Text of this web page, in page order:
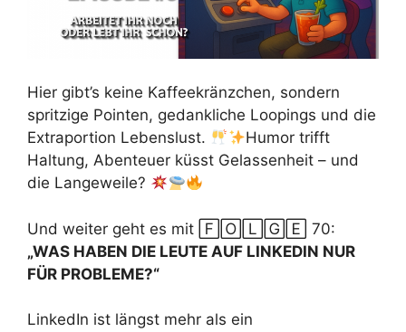
Hier gibt’s keine Kaffeekränzchen, sondern
spritzige Pointen, gedankliche Loopings und die
Extraportion Lebenslust.
Humor trifft
Haltung, Abenteuer küsst Gelassenheit – und
die Langeweile?
Und weiter geht es mit 🄵🄾🄻🄶🄴 70:
„WAS HABEN DIE LEUTE AUF LINKEDIN NUR
FÜR PROBLEME?“
LinkedIn ist längst mehr als ein